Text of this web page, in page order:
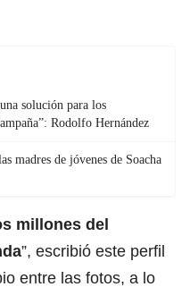
solución para los
Rodolfo Hernández
madres de jóvenes de Soacha
millones del
”, escribió este perfil
entre las fotos, a lo